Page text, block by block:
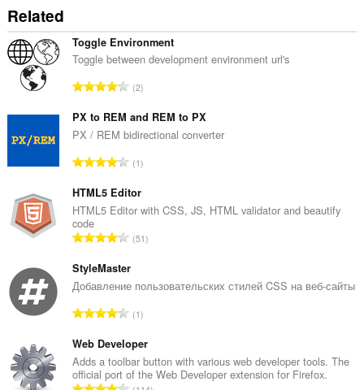
Related
Toggle Environment
Toggle between development environment url's
О
щ
б
о
о
ц
е
н
к
и
2
PX to REM and REM to PX
PX / REM bidirectional converter
О
щ
б
о
о
ц
е
н
к
и
:
1
HTML5 Editor
HTML5 Editor with CSS, JS, HTML validator and beautify
code
О
щ
б
о
о
ц
е
51
StyleMaster
Добавление пользовательских стилей CSS на веб-сайты
О
щ
б
р
1
Web Developer
Adds a toolbar button with various web developer tools. The
official port of the Web Developer extension for Firefox.